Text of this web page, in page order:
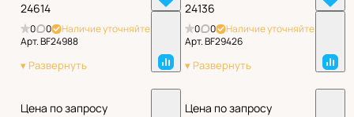
24614
0 0
Наличие уточняйте
Арт.BF24988
24136
0 0
Наличие уточняйте
Арт.BF29426
Цена по запросу
Цена по запросу